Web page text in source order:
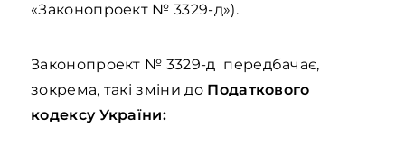
«Законопроект № 3329-д»).
Законопроект № 3329-д передбачає,
зокрема, такі зміни до Податкового
кодексу України: